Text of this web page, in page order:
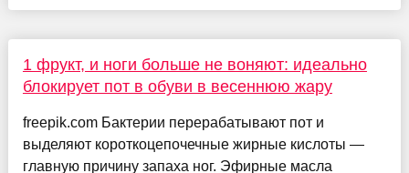
1 фрукт, и ноги больше не воняют: идеально
блокирует пот в обуви в весеннюю жару
freepik.com Бактерии перерабатывают пот и
выделяют короткоцепочечные жирные кислоты —
главную причину запаха ног. Эфирные масла